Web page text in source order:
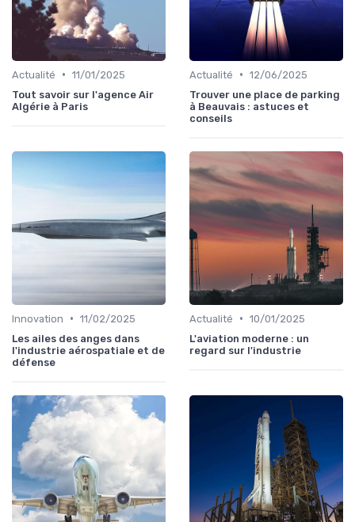
Actualité • 11/01/2025
Tout savoir sur l'agence Air
Algérie à Paris
Actualité • 12/06/2025
Trouver une place de parking
à Beauvais : astuces et
conseils
Innovation • 11/02/2025
Les ailes des anges dans
l'industrie aérospatiale et de
défense
Actualité • 10/01/2025
L'aviation moderne : un
regard sur l'industrie